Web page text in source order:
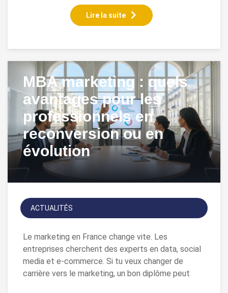
Lire la suite
MBA marketing : quels
avantages pour les
professionnels en
reconversion ou en
évolution
ACTUALITÉS
Le marketing en France change vite. Les
entreprises cherchent des experts en data, social
media et e-commerce. Si tu veux changer de
carrière vers le marketing, un bon diplôme peut